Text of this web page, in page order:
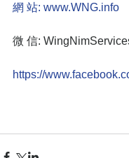
網 站: www.WNG.info
微 信:
https://